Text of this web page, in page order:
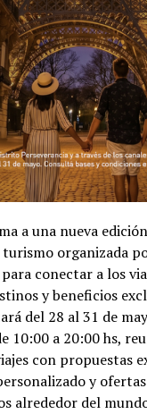
a una nueva
turismo organizada
conectar a los
y beneficios
del 28 al 31 de
10:00 a 20:00 hs,
con propuestas
y
alrededor del